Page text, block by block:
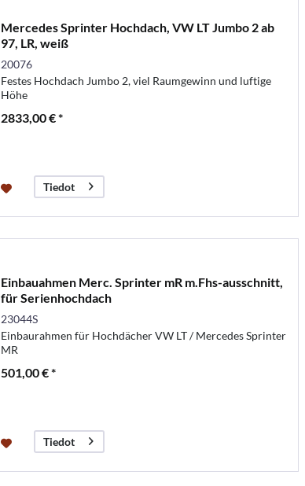
Mercedes Sprinter Hochdach, VW LT Jumbo 2 ab
97, LR, weiß
20076
Festes Hochdach Jumbo 2, viel Raumgewinn und luftige
Höhe
2833,00 € *
Tiedot
Einbauahmen Merc. Sprinter mR m.Fhs-ausschnitt,
für Serienhochdach
23044S
Einbaurahmen für Hochdächer VW LT / Mercedes Sprinter
MR
501,00 € *
Tiedot